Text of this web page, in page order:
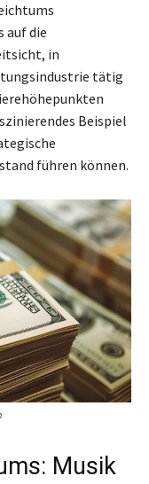
auf die
in
tätig
Beispiel
führen können.
Musik